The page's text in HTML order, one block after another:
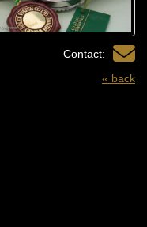
Contact:
« back